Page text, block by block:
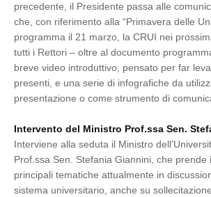
precedente, il Presidente passa alle
che, con riferimento alla “Primavera delle
programma il 21 marzo, la CRUI nei
tutti i Rettori – oltre al documento
breve video introduttivo, pensato per far
presenti, e una serie di infografiche da
presentazione o come strumento di
Intervento del Ministro Prof.ssa Sen.
Interviene alla seduta il Ministro
Prof.ssa Sen. Stefania Giannini, che prende
principali tematiche attualmente in
sistema universitario, anche su